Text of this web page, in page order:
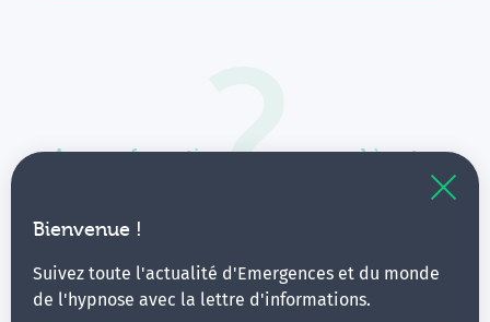
Bienvenue !
Suivez toute l'actualité d'Emergences et du monde
de l'hypnose avec la lettre d'informations.
Aucune formation ne correspond à votre
Vous pouvez renouveler votre requête en élargissant